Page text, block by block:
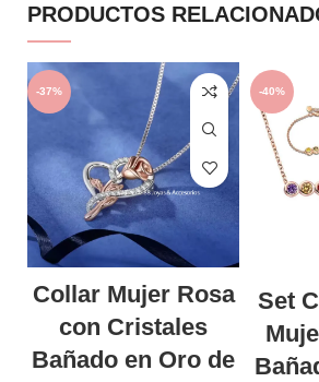
PRODUCTOS
-37%
Collar Mujer Rosa
con Cristales
Bañado en Oro de
-40%
Set